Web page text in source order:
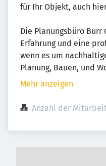
für Ihr Objekt, auch
Die Planungsbüro
Erfahrung und eine
wenn es um
Planung, Bauen, und
Mehr anzeigen
Anzahl der